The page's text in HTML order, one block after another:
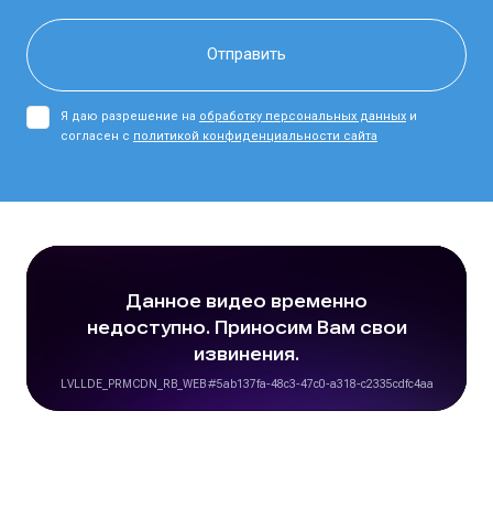
Я даю разрешение на обработку персональных данных и
согласен с политикой конфиденциальности сайта